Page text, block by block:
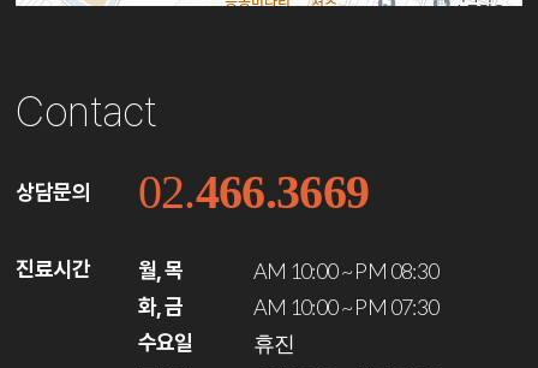
Contact
상담문의 02.466.3669
진료시간 월, 목 AM 10:00 ~ PM 08:30
화, 금 AM 10:00 ~ PM 07:30
수요일 휴진